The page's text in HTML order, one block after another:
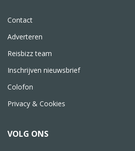
Contact
Adverteren
Reisbizz team
Inschrijven nieuwsbrief
Colofon
Privacy & Cookies
VOLG ONS